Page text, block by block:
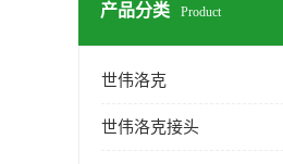
产品分类 Product
世伟洛克
世伟洛克接头